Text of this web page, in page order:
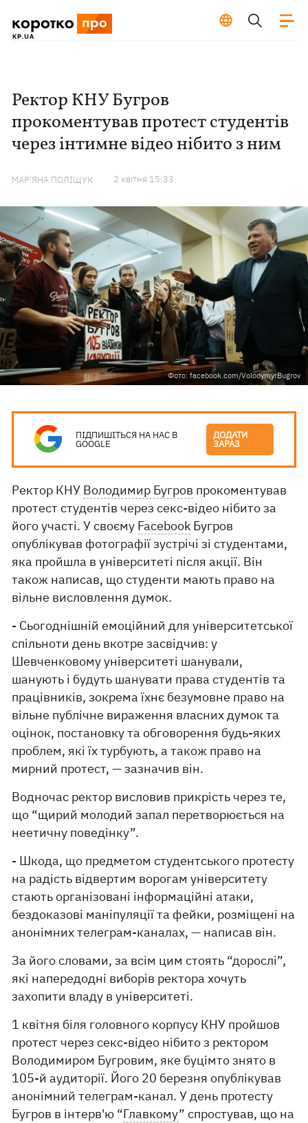
Ректор КНУ Бугров
прокоментував протест студентів
через інтимне відео нібито з ним
МАР'ЯНА ПОЛІЩУК 2 квiтня 15:33
Фото: facebook.com/VolodymyrBugrov
ПІДПИШІТЬСЯ НА НАС В
GOOGLE
ДОДАТИ
ЗАРАЗ
Ректор КНУ Володимир Бугров прокоментував
протест студентів через секс-відео нібито за
його участі. У своєму Facebook Бугров
опублікував фотографії зустрічі зі студентами,
яка пройшла в університеті після акції. Він
також написав, що студенти мають право на
вільне висловлення думок.
- Сьогоднішній емоційний для університетської
спільноти день вкотре засвідчив: у
Шевченковому університеті шанували,
шанують і будуть шанувати права студентів та
працівників, зокрема їхнє безумовне право на
вільне публічне вираження власних думок та
оцінок, постановку та обговорення будь-яких
проблем, які їх турбують, а також право на
мирний протест, — зазначив він.
Водночас ректор висловив прикрість через те,
що “щирий молодий запал перетворюється на
неетичну поведінку”.
- Шкода, що предметом студентського протесту
на радість відвертим ворогам університету
стають організовані інформаційні атаки,
бездоказові маніпуляції та фейки, розміщені на
анонімних телеграм-каналах, — написав він.
За його словами, за всім цим стоять “дорослі”,
які напередодні виборів ректора хочуть
захопити владу в університеті.
1 квітня біля головного корпусу КНУ пройшов
протест через секс-відео нібито з ректором
Володимиром Бугровим, яке буцімто знято в
105-й аудиторії. Його 20 березня опублікував
анонімний телеграм-канал. У день протесту
Бугров в інтерв'ю “Главкому” спростував, що на